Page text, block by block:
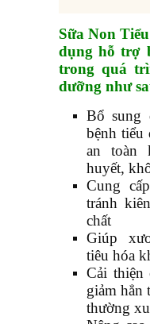
Sữa Non
dụng hỗ trợ
trong quá
dưỡng như
Bổ sung
bệnh tiểu
an toàn
huyết,
Cung
tránh
chất
Giúp
tiêu hóa
Cải thiện
giảm hẳn
thường